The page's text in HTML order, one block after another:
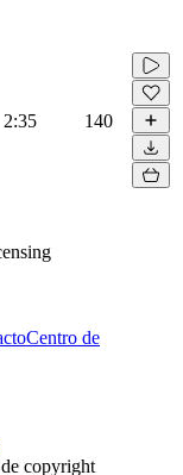
2:35 140
Centro de
copyright